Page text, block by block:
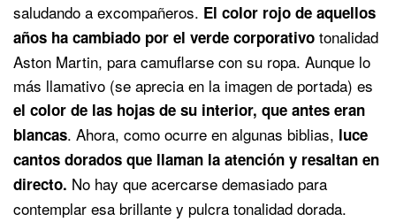
saludando a excompañeros. El color rojo de aquellos
años ha cambiado por el verde corporativo tonalidad
Aston Martin, para camuflarse con su ropa. Aunque lo
más llamativo (se aprecia en la imagen de portada) es
el color de las hojas de su interior, que antes eran
blancas. Ahora, como ocurre en algunas biblias, luce
cantos dorados que llaman la atención y resaltan en
directo. No hay que acercarse demasiado para
contemplar esa brillante y pulcra tonalidad dorada.